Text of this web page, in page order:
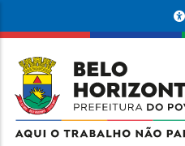
conteúdo
principal
da
Prefeitura
de